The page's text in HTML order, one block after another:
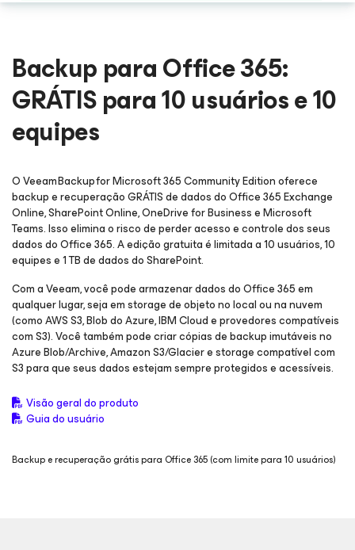
Backup para Office 365:
GRÁTIS para 10 usuários e 10
equipes
O Veeam Backupfor Microsoft 365Community Edition oferece
backup e recuperação GRÁTIS de dados do Office 365 Exchange
Online, SharePoint Online, OneDrive for Business e Microsoft
Teams. Isso elimina o risco de perder acesso e controle dos seus
dados do Office 365. A edição gratuita é limitada a 10 usuários, 10
equipes e 1 TB de dados do SharePoint.
Com a Veeam, você pode armazenar dados do Office 365 em
qualquer lugar, seja em storage de objeto no local ou na nuvem
(como AWS S3, Blob do Azure, IBM Cloud e provedores compatíveis
com S3). Você também pode criar cópias de backup imutáveis no
Azure Blob/Archive, Amazon S3/Glacier e storage compatível com
S3 para que seus dados estejam sempre protegidos e acessíveis.
Visão geral do produto
Guia do usuário
Backup e recuperação grátis para Office 365 (com limite para 10 usuários)